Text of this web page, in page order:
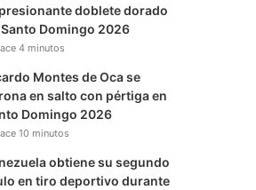
m doblete dorado
Domingo 2026
4 minutos
Montes de Oca se
en salto con pértiga en
Domingo 2026
10 minutos
obtiene su segundo
en tiro deportivo durante